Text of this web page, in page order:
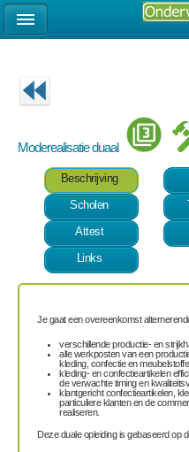
Moderealisatie duaal
Beschrijving
Scholen
Attest
Links
Je gaat een overeenkomst
verschillende productie- en
alle werkposten van een
kleding, confectie en
kleding- en confectieartikelen
de verwachte timing en
klantgericht confectieartikelen,
particuliere klanten en de
realiseren.
Deze duale opleiding is gebaseerd op